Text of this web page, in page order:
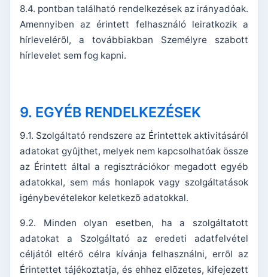
8.4. pontban található rendelkezések az irányadóak.
Amennyiben az érintett felhasználó leiratkozik a
hírlevelérõl, a továbbiakban Személyre szabott
hírlevelet sem fog kapni.
9. EGYÉB RENDELKEZÉSEK
9.1. Szolgáltató rendszere az Érintettek aktivitásáról
adatokat gyûjthet, melyek nem kapcsolhatóak össze
az Érintett által a regisztrációkor megadott egyéb
adatokkal, sem más honlapok vagy szolgáltatások
igénybevételekor keletkezõ adatokkal.
9.2. Minden olyan esetben, ha a szolgáltatott
adatokat a Szolgáltató az eredeti adatfelvétel
céljától eltérõ célra kívánja felhasználni, errõl az
Érintettet tájékoztatja, és ehhez elõzetes, kifejezett